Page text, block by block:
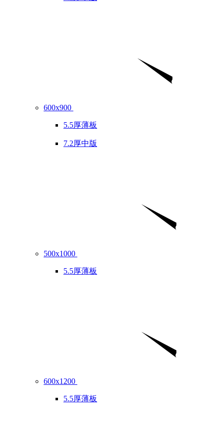
600x900
5.5厚薄板
7.2厚中版
500x1000
5.5厚薄板
600x1200
5.5厚薄板